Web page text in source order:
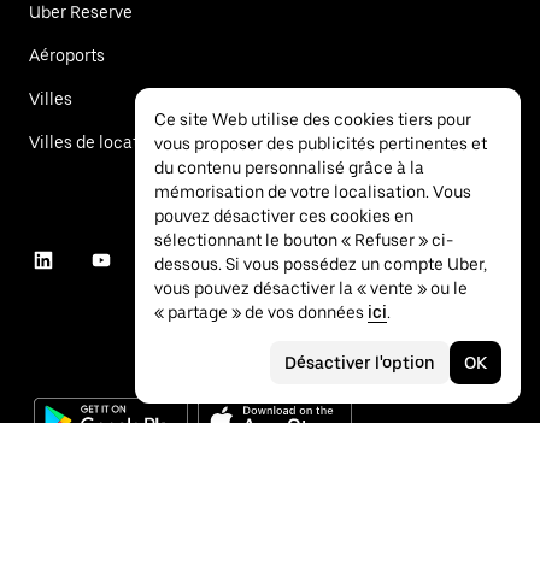
Uber Reserve
Aéroports
Villes
Villes de location de voitures
Ce site Web utilise des cookies tiers pour
vous proposer des publicités pertinentes et
du contenu personnalisé grâce à la
mémorisation de votre localisation. Vous
pouvez désactiver ces cookies en
sélectionnant le bouton « Refuser » ci-
dessous. Si vous possédez un compte Uber,
vous pouvez désactiver la « vente » ou le
« partage » de vos données ici.
Désactiver l'option OK